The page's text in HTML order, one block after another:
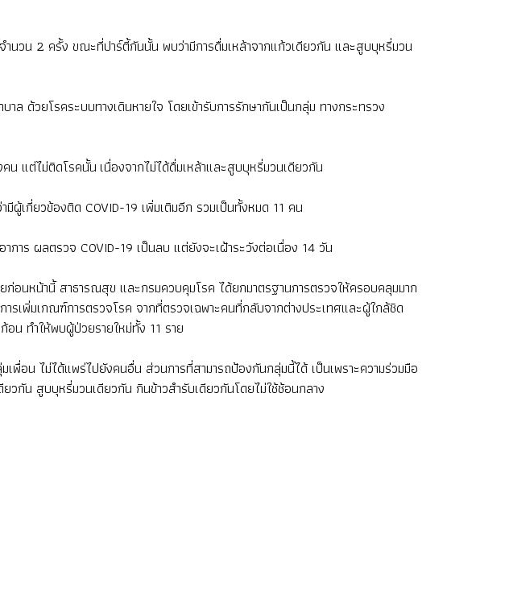
น 2 ครั้ง ขณะที่ปาร์ตี้กันนั้น พบว่ามีการดื่มเหล้าจากแก้วเดียวกัน และสูบบุหรี่มวน
วยโรคระบบทางเดินหายใจ โดยเข้ารับการรักษากันเป็นกลุ่ม ทางกระทรวง
ต่ไม่ติดโรคนั้น เนื่องจากไม่ได้ดื่มเหล้าและสูบบุหรี่มวนเดียวกัน
กี่ยวข้องติด COVID-19 เพิ่มเติมอีก รวมเป็นทั้งหมด 11 คน
ร ผลตรวจ COVID-19 เป็นลบ แต่ยังจะเฝ้าระวังต่อเนื่อง 14 วัน
หน้านี้ สาธารณสุข และกรมควบคุมโรค ได้ยกมาตรฐานการตรวจให้ครอบคลุมมาก
เพิ่มเกณฑ์การตรวจโรค จากที่ตรวจเฉพาะคนที่กลับจากต่างประเทศและผู้ใกล้ชิด
น ทำให้พบผู้ป่วยรายใหม่ทั้ง 11 ราย
น ไม่ได้แพร่ไปยังคนอื่น ส่วนการที่สามารถป้องกันกลุ่มนี้ได้ เป็นเพราะความร่วมมือ
วกัน สูบบุหรี่มวนเดียวกัน กินข้าวสำรับเดียวกันโดยไม่ใช้ช้อนกลาง